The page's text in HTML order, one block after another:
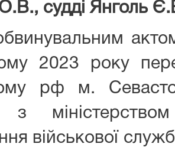
судді Янголь
2023 року
рф м.
з
військової